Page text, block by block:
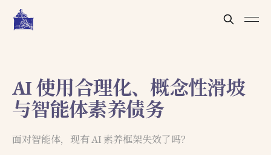
AI 使用合理化、概念性滑坡
与智能体素养债务
面对智能体，现有 AI 素养框架失效了吗？